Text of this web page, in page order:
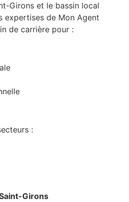
Girons et le bassin local
expertises de Mon Agent
de carrière pour :
:
Girons